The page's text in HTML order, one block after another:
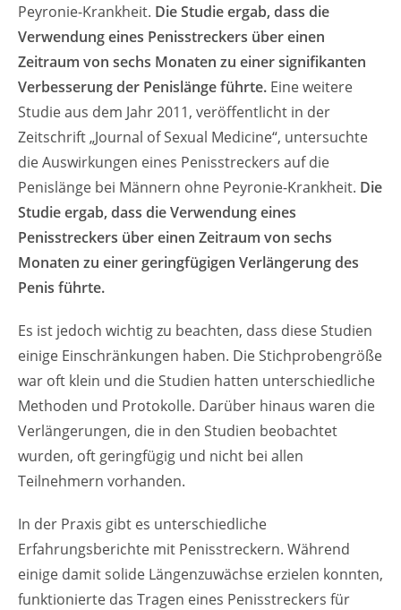
Peyronie-Krankheit. Die Studie ergab, dass die
Verwendung eines Penisstreckers über einen
Zeitraum von sechs Monaten zu einer signifikanten
Verbesserung der Penislänge führte. Eine weitere
Studie aus dem Jahr 2011, veröffentlicht in der
Zeitschrift „Journal of Sexual Medicine“, untersuchte
die Auswirkungen eines Penisstreckers auf die
Penislänge bei Männern ohne Peyronie-Krankheit. Die
Studie ergab, dass die Verwendung eines
Penisstreckers über einen Zeitraum von sechs
Monaten zu einer geringfügigen Verlängerung des
Penis führte.
Es ist jedoch wichtig zu beachten, dass diese Studien
einige Einschränkungen haben. Die Stichprobengröße
war oft klein und die Studien hatten unterschiedliche
Methoden und Protokolle. Darüber hinaus waren die
Verlängerungen, die in den Studien beobachtet
wurden, oft geringfügig und nicht bei allen
Teilnehmern vorhanden.
In der Praxis gibt es unterschiedliche
Erfahrungsberichte mit Penisstreckern. Während
einige damit solide Längenzuwächse erzielen konnten,
funktionierte das Tragen eines Penisstreckers für